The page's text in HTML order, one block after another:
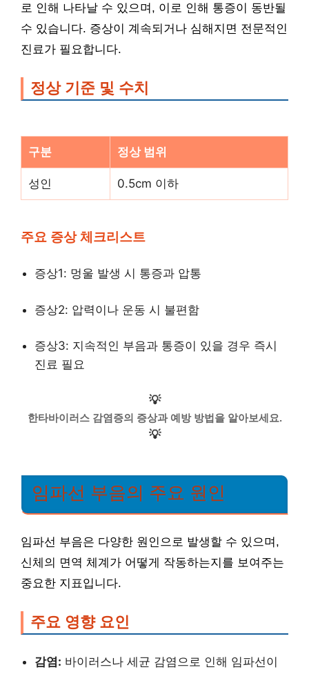
로 인해 나타날 수 있으며, 이로 인해 통증이 동반될
수 있습니다. 증상이 계속되거나 심해지면 전문적인
진료가 필요합니다.
정상 기준 및 수치
구분 정상 범위
성인 0.5cm 이하
주요 증상 체크리스트
증상1: 멍울 발생 시 통증과 압통
증상2: 압력이나 운동 시 불편함
증상3: 지속적인 부음과 통증이 있을 경우 즉시
진료 필요
💡
한타바이러스 감염증의 증상과 예방 방법을 알아보세요.
💡
임파선 부음의 주요 원인
임파선 부음은 다양한 원인으로 발생할 수 있으며,
신체의 면역 체계가 어떻게 작동하는지를 보여주는
중요한 지표입니다.
주요 영향 요인
감염: 바이러스나 세균 감염으로 인해 임파선이